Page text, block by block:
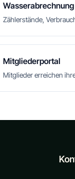
Wasserabrechnung
Zählerstände,
Mitgliederportal
Mitglieder erreichen